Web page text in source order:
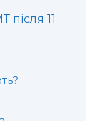
після 11